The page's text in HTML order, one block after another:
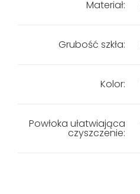
Materiał:
Grubość szkła:
Kolor:
Powłoka ułatwiająca
czyszczenie: